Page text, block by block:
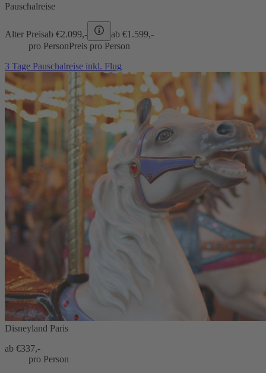
Pauschalreise
Alter Preisab €2.099,- ab €1.599,-
pro PersonPreis pro Person
3 Tage Pauschalreise inkl. Flug
Disneyland Paris
ab €337,-
pro Person